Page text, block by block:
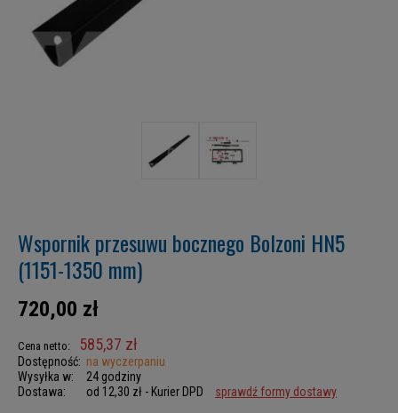
Wspornik przesuwu bocznego Bolzoni HN5
(1151-1350 mm)
720,00 zł
Cena netto: 585,37 zł
Dostępność: na wyczerpaniu
Wysyłka w:
24 godziny
Dostawa:
od 12,30 zł - Kurier DPD sprawdź formy dostawy